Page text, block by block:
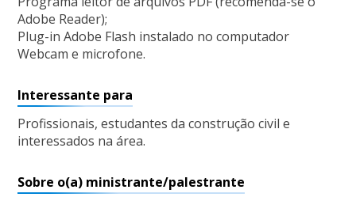
Adobe Reader);
Plug-in Adobe Flash instalado no computador
Webcam e microfone.
Interessante para
Profissionais, estudantes da construção civil e
interessados na área.
Sobre o(a) ministrante/palestrante